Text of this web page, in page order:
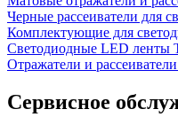
Черные рассеиватели для
Комплектующие для
Светодиодные LED ленты
Отражатели и
Сервисное